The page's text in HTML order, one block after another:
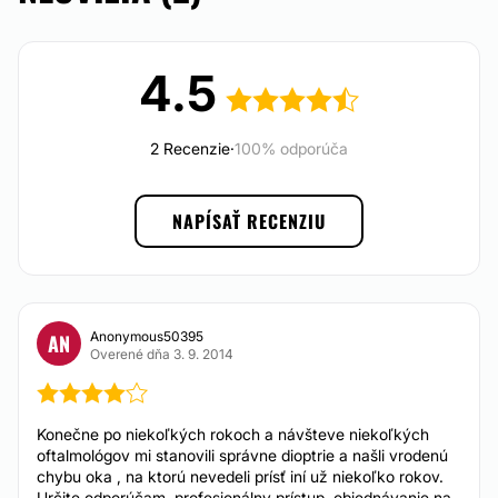
Možnosť financovania alebo splátok:
4.5
2 Recenzie·100% odporúča
NAPÍSAŤ RECENZIU
AN
Anonymous50395
Overené dňa 3. 9. 2014
Konečne po niekoľkých rokoch a návšteve niekoľkých
oftalmológov mi stanovili správne dioptrie a našli vrodenú
chybu oka , na ktorú nevedeli prísť iní už niekoľko rokov.